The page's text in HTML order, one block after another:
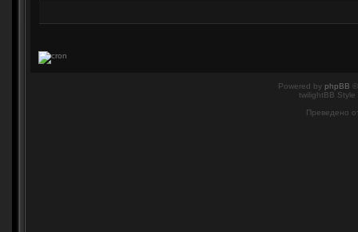
Powered by phpBB
twilightBB
Преведено